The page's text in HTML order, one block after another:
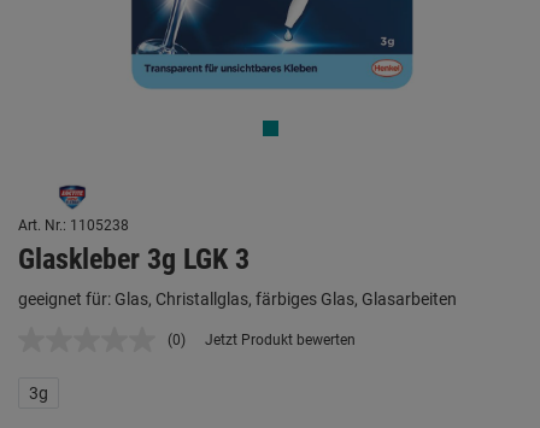
Art. Nr.: 1105238
Glaskleber 3g LGK 3
geeignet für: Glas, Christallglas, färbiges Glas, Glasarbeiten
Kein
(0) Jetzt Produkt bewerten
3g